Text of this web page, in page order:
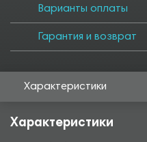
Варианты оплаты
Гарантия и возврат
Характеристики
Характеристики